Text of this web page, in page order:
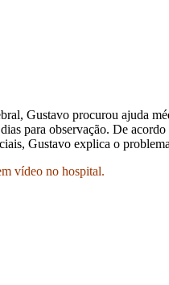
Gustavo procurou ajuda
para observação. De
Gustavo explica o
vídeo no hospital.